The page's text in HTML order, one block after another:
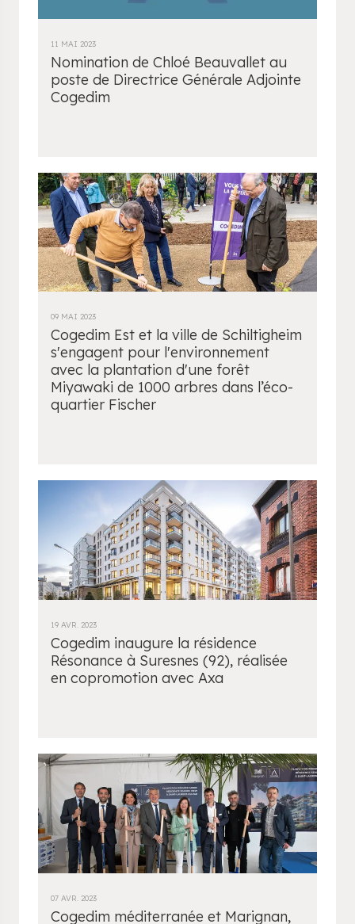
11 MAI 2023
Nomination de Chloé Beauvallet au
poste de Directrice Générale Adjointe
Cogedim
09 MAI 2023
Cogedim Est et la ville de Schiltigheim
s'engagent pour l'environnement
avec la plantation d'une forêt
Miyawaki de 1000 arbres dans l’éco-
quartier Fischer
19 AVR. 2023
Cogedim inaugure la résidence
Résonance à Suresnes (92), réalisée
en copromotion avec Axa
07 AVR. 2023
Cogedim méditerranée et Marignan,